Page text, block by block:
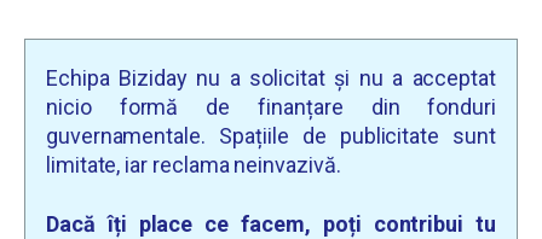
Echipa Biziday nu a solicitat și nu a acceptat
nicio formă de finanțare din fonduri
guvernamentale. Spațiile de publicitate sunt
limitate, iar reclama neinvazivă.
Dacă îți place ce facem, poți contribui tu